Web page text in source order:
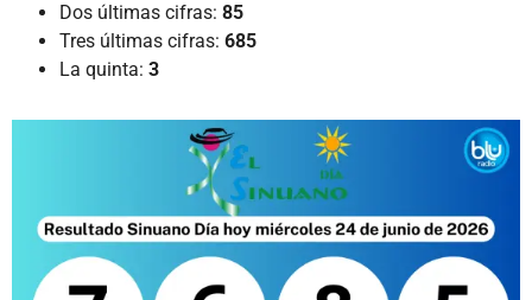
Dos últimas cifras: 85
Tres últimas cifras: 685
La quinta: 3